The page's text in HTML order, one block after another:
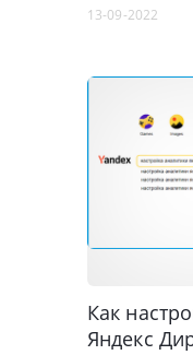
13-09-2022
Как
Яндекс